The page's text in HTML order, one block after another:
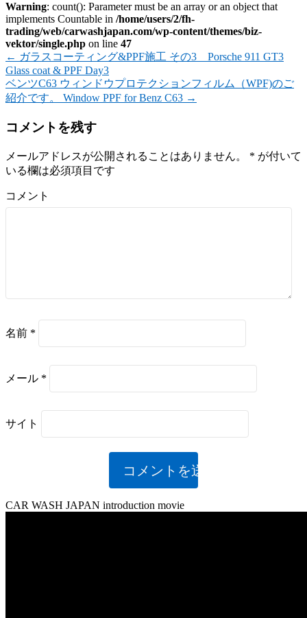
Warning: count(): Parameter must be an array or an object that
implements Countable in /home/users/2/fh-
trading/web/carwashjapan.com/wp-content/themes/biz-
vektor/single.php on line 47
← ガラスコーティング&PPF施工 その3 Porsche 911 GT3
Glass coat & PPF Day3
ベンツC63 ウィンドウプロテクションフィルム（WPF)のご
紹介です。 Window PPF for Benz C63 →
コメントを残す
メールアドレスが公開されることはありません。 * が付いて
いる欄は必須項目です
コメント
名前 *
メール *
サイト
CAR WASH JAPAN introduction movie